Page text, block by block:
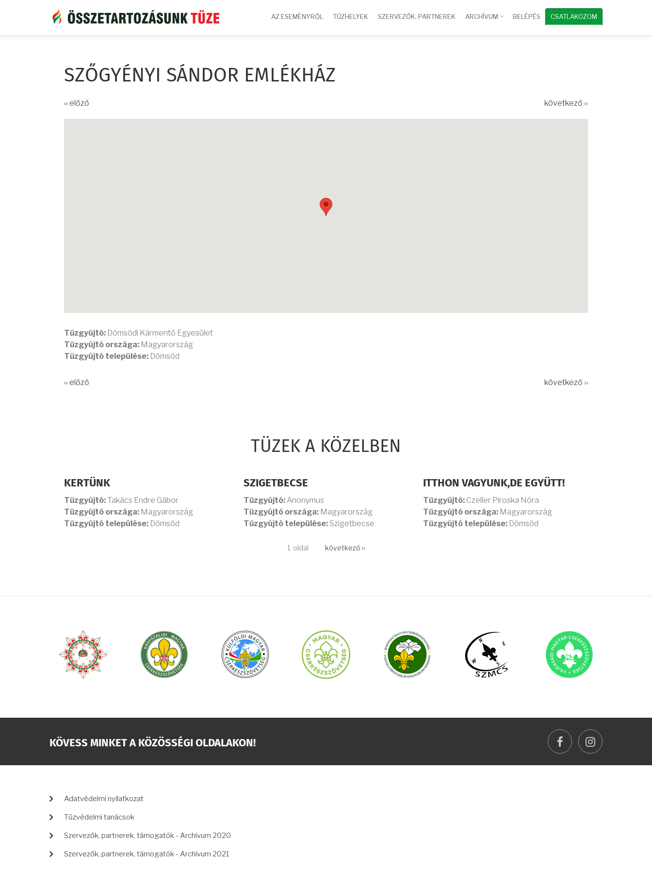
AZ ESEMÉNYRŐL TŰZHELYEK SZERVEZŐK, PARTNEREK ARCHÍVUM BELÉPÉS CSATLAKOZOM
SZŐGYÉNYI SÁNDOR EMLÉKHÁZ
‹‹ előző következő ››
Tűzgyújtó: Dömsödi Kármentő Egyesület
Tűzgyújtó országa: Magyarország
Tűzgyújtó települése: Dömsöd
‹‹ előző következő ››
TÜZEK A KÖZELBEN
KERTÜNK
Tűzgyújtó: Takács Endre Gábor
Tűzgyújtó országa: Magyarország
Tűzgyújtó települése: Dömsöd
SZIGETBECSE
Tűzgyújtó: Anonymus
Tűzgyújtó országa: Magyarország
Tűzgyújtó települése: Szigetbecse
ITTHON VAGYUNK,DE EGYÜTT!
Tűzgyújtó: Czeller Piroska Nóra
Tűzgyújtó országa: Magyarország
Tűzgyújtó települése: Dömsöd
1. oldal
Következő
következő ››
KÖVESS MINKET A KÖZÖSSÉGI OLDALAKON! facebookinstagram
LÁBLÉC
Adatvédelmi nyilatkozat
Tűzvédelmi tanácsok
Szervezők, partnerek, támogatók - Archivum 2020
Szervezők, partnerek, támogatók - Archivum 2021